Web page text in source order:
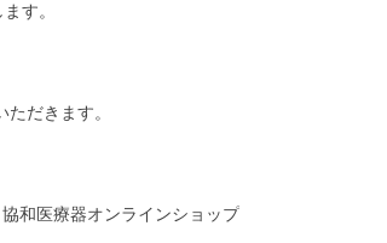
す。
だきます。
協和医療器オンラインショップ